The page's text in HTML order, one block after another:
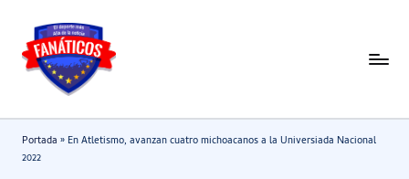
Saltar
contenido
F
n
a
Noticias
deportivas
-
Mundial
Portada » En Atletismo, avanzan cuatro michoacanos a la Universiada Nacional
2022